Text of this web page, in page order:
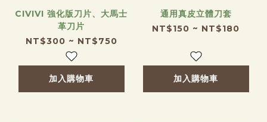
CIVIVI 強化版刀片、大馬士
革刀片
NT$300 ~ NT$750
加入購物車
通用真皮立體刀套
NT$150 ~ NT$180
加入購物車